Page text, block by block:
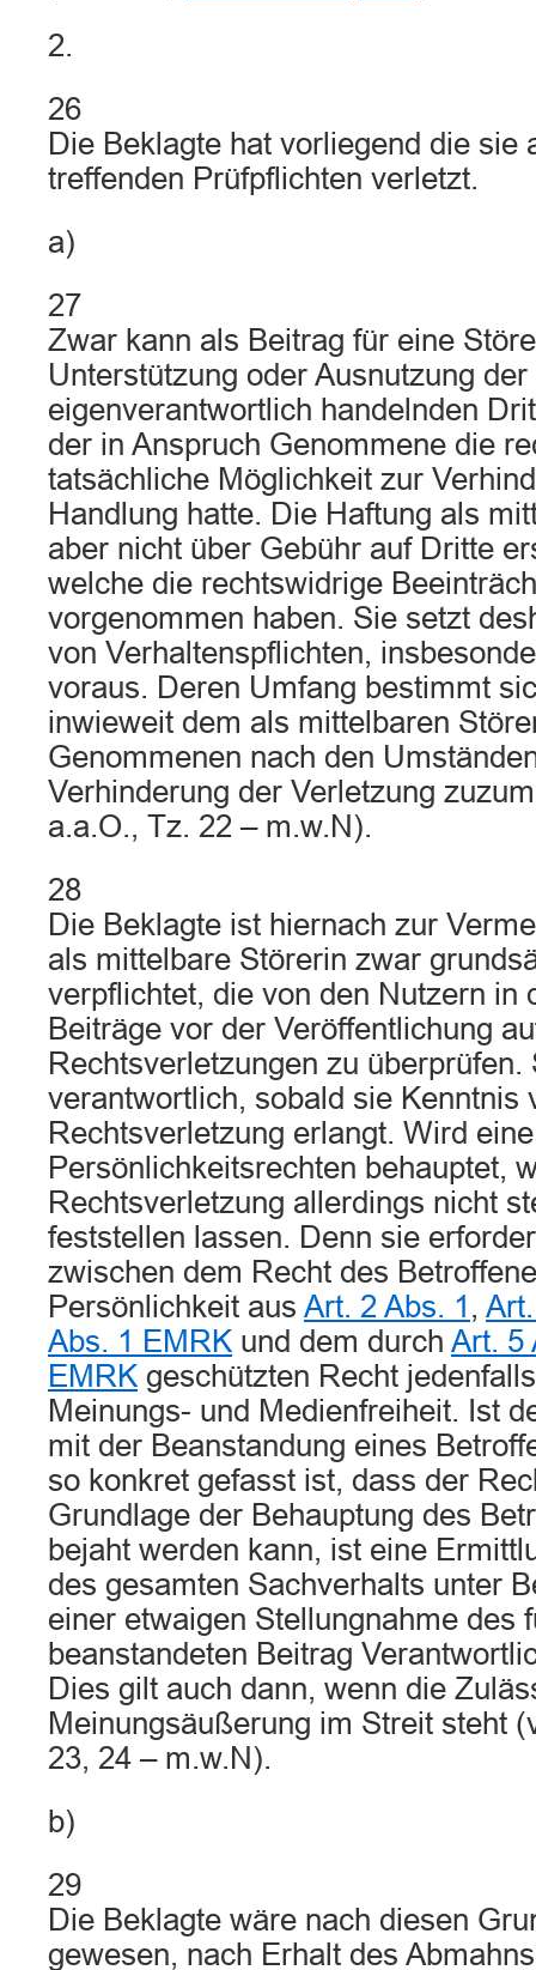
2.
26
Die Beklagte hat vorliegend die sie
treffenden Prüfpflichten verletzt.
a)
27
Zwar kann als Beitrag für eine
Unterstützung oder Ausnutzung
eigenverantwortlich handelnden
der in Anspruch Genommene die
tatsächliche Möglichkeit zur
Handlung hatte. Die Haftung als
aber nicht über Gebühr auf Dritte
welche die rechtswidrige
vorgenommen haben. Sie setzt
von Verhaltenspflichten,
voraus. Deren Umfang bestimmt
inwieweit dem als mittelbaren
Genommenen nach den
Verhinderung der Verletzung
a.a.O., Tz. 22 – m.w.N).
28
Die Beklagte ist hiernach zur
als mittelbare Störerin zwar
verpflichtet, die von den Nutzern in
Beiträge vor der Veröffentlichung
Rechtsverletzungen zu überprüfen.
verantwortlich, sobald sie Kenntnis
Rechtsverletzung erlangt. Wird
Persönlichkeitsrechten behauptet,
Rechtsverletzung allerdings nicht
feststellen lassen. Denn sie
zwischen dem Recht des
Persönlichkeit aus Art. 2 Abs. 1 ,
Abs. 1 EMRK und dem durch Art. 5
EMRK geschützten Recht
Meinungs- und Medienfreiheit. Ist
mit der Beanstandung eines
so konkret gefasst ist, dass der
Grundlage der Behauptung des
bejaht werden kann, ist eine
des gesamten Sachverhalts unter
einer etwaigen Stellungnahme des
beanstandeten Beitrag
Dies gilt auch dann, wenn die
Meinungsäußerung im Streit steht
23, 24 – m.w.N).
b)
29
Die Beklagte wäre nach diesen
gewesen, nach Erhalt des